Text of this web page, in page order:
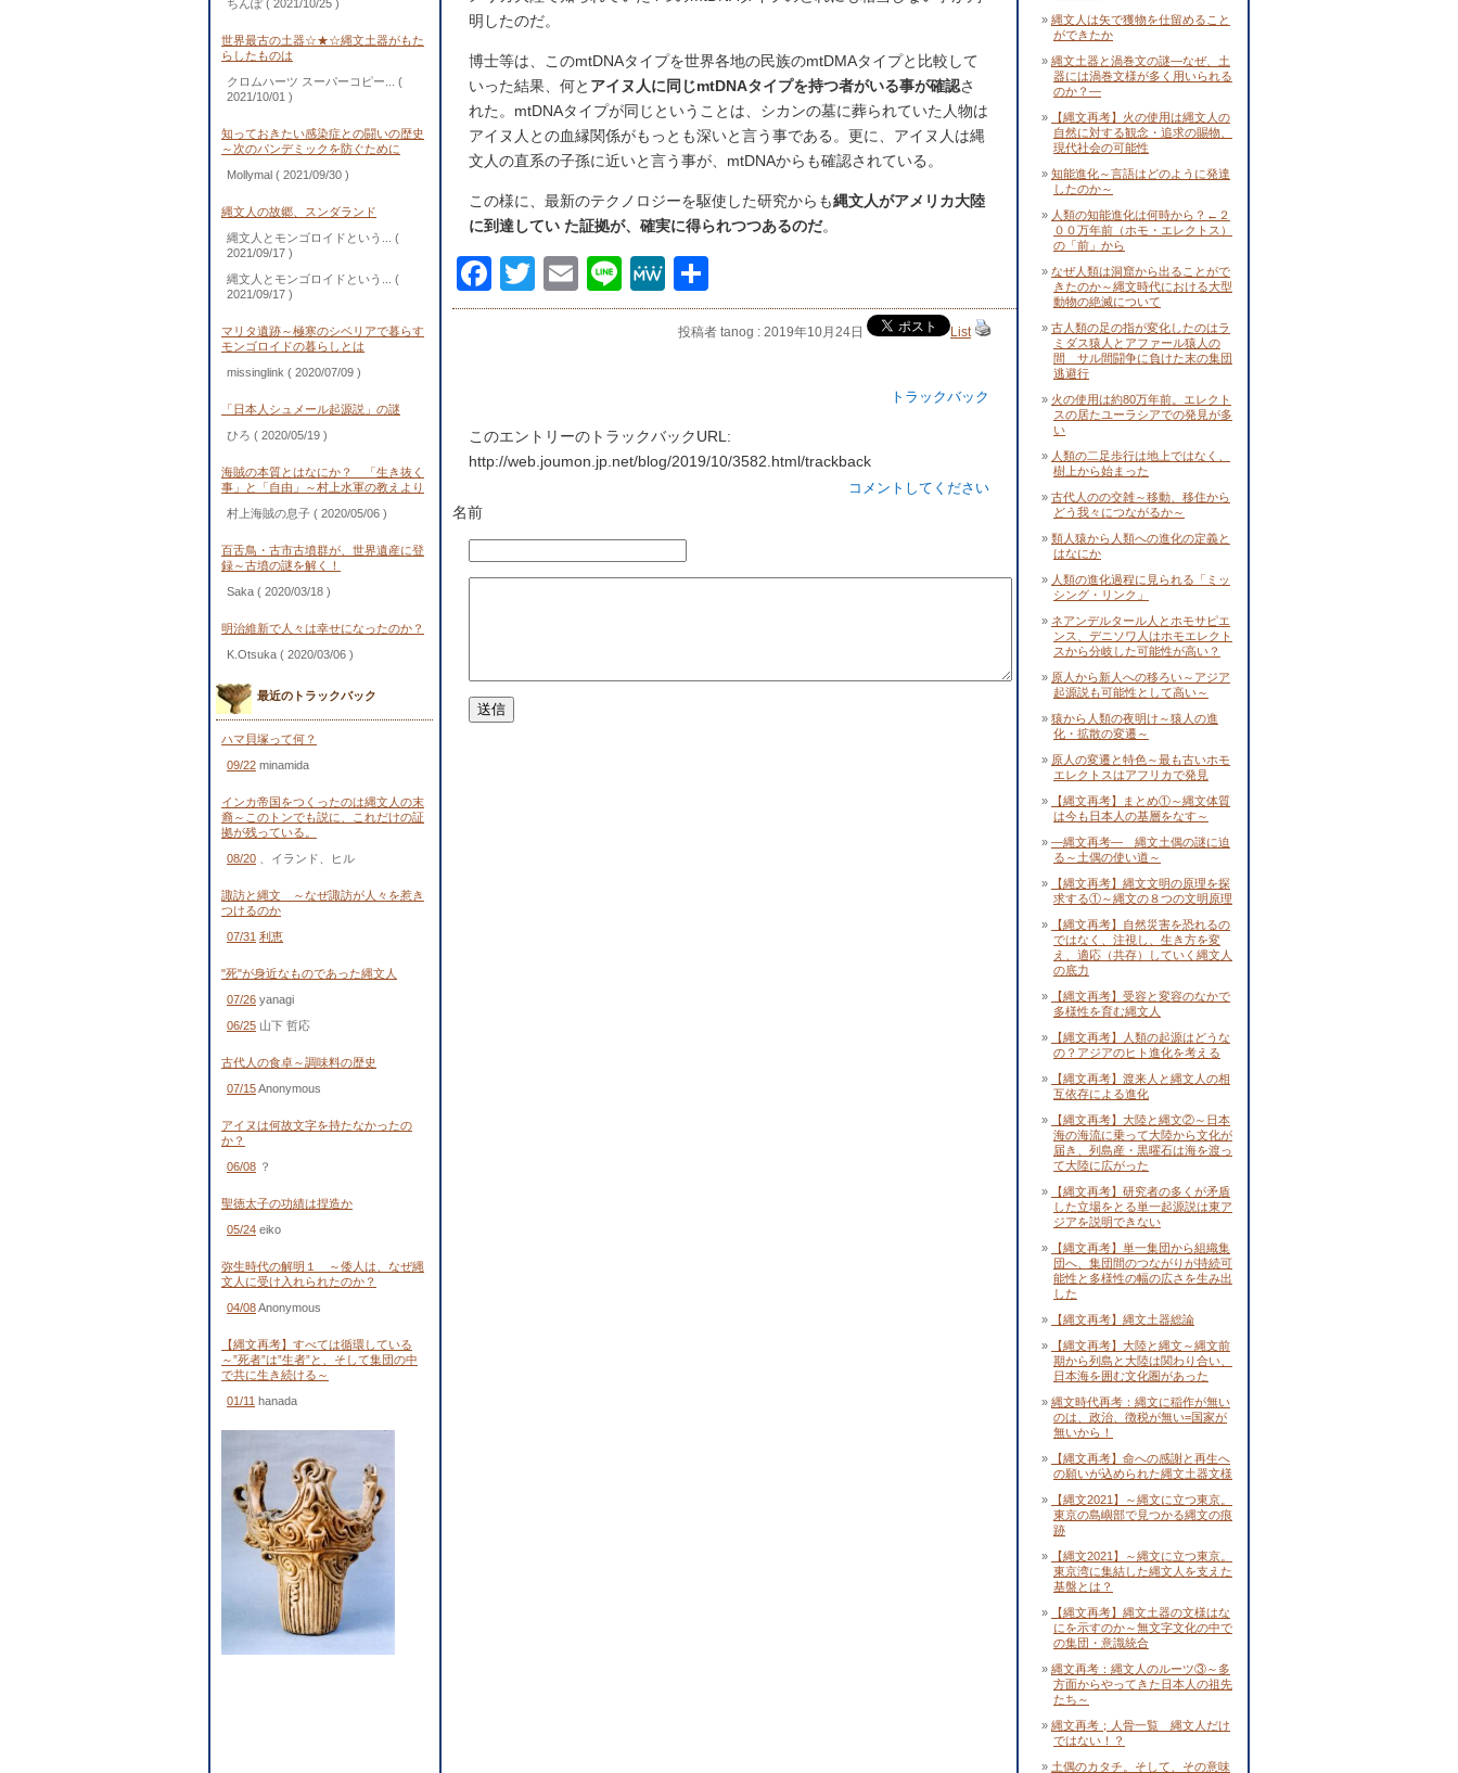
ちんぽ( 2021/10/25 )
世界最古の土器☆★☆縄文土器がもた
らしたものは
クロムハーツ スーパーコピー... (
2021/10/01 )
知っておきたい感染症との闘いの歴史
～次のパンデミックを防ぐために
Mollymal ( 2021/09/30 )
縄文人の故郷、スンダランド
縄文人とモンゴロイドという... (
2021/09/17 )
縄文人とモンゴロイドという... (
2021/09/17 )
マリタ遺跡～極寒のシベリアで暮らす
モンゴロイドの暮らしとは
missinglink ( 2020/07/09 )
「日本人シュメール起源説」の謎
ひろ ( 2020/05/19 )
海賊の本質とはなにか？ 「生き抜く
事」と「自由」～村上水軍の教えより
村上海賊の息子 ( 2020/05/06 )
百舌鳥・古市古墳群が、世界遺産に登
録～古墳の謎を解く！
Saka ( 2020/03/18 )
明治維新で人々は幸せになったのか？
K.Otsuka ( 2020/03/06 )
最近のトラックバック
ハマ貝塚って何？
09/22 minamida
インカ帝国をつくったのは縄文人の末
裔～このトンでも説に、これだけの証
拠が残っている。
08/20
、イランド、ヒル
諏訪と縄文 ～なぜ諏訪が人々を惹き
つけるのか
07/31 利恵
"死"が身近なものであった縄文人
07/26 yanagi
06/25 山下 哲応
古代人の食卓～調味料の歴史
07/15Anonymous
アイヌは何故文字を持たなかったの
か？
06/08 ？
聖徳太子の功績は捏造か
05/24 eiko
弥生時代の解明１ ～倭人は、なぜ縄
文人に受け入れられたのか？
04/08Anonymous
【縄文再考】すべては循環している
～”死者”は”生者”と、そして集団の中
で共に生き続ける～
01/11 hanada
明したのだ。
博士等は、このmtDNAタイプを世界各地の民族のmtDMAタイプと比較して
いった結果、何と アイヌ人に同じmtDNAタイプを持つ者がいる事が確認さ
れた。mtDNAタイプが同じということは、シカンの墓に葬られていた人物は
アイヌ人との血縁関係がもっとも深いと言う事である。更に、アイヌ人は縄
文人の直系の子孫に近いと言う事が、mtDNAからも確認されている。
この様に、最新のテクノロジーを駆使した研究からも縄文人がアメリカ大陸
に到達してい た証拠が、確実に得られつつあるのだ。
Facebook
Twitter
EmailLineMeWe
有
投稿者 tanog : 2019年10月24日 List
トラックバック
このエントリーのトラックバックURL:
http://web.joumon.jp.net/blog/2019/10/3582.html/trackback
コメントしてください
名前
縄文人は矢で獲物を仕留めること
ができたか
縄文土器と渦巻文の謎―なぜ、土
器には渦巻文様が多く用いられる
のか？―
【縄文再考】火の使用は縄文人の
自然に対する観念・追求の賜物、
現代社会の可能性
知能進化～言語はどのように発達
したのか～
人類の知能進化は何時から？←２
００万年前（ホモ・エレクトス）
の「前」から
なぜ人類は洞窟から出ることがで
きたのか～縄文時代における大型
動物の絶滅について
古人類の足の指が変化したのはラ
ミダス猿人とアファール猿人の
間 サル間闘争に負けた末の集団
逃避行
火の使用は約80万年前。エレクト
スの居たユーラシアでの発見が多
い
人類の二足歩行は地上ではなく、
樹上から始まった
古代人のの交雑～移動、移住から
どう我々につながるか～
類人猿から人類への進化の定義と
はなにか
人類の進化過程に見られる「ミッ
シング・リンク」
ネアンデルタール人とホモサピエ
ンス、デニソワ人はホモエレクト
スから分岐した可能性が高い？
原人から新人への移ろい～アジア
起源説も可能性として高い～
猿から人類の夜明け～猿人の進
化・拡散の変遷～
原人の変遷と特色～最も古いホモ
エレクトスはアフリカで発見
【縄文再考】まとめ①～縄文体質
は今も日本人の基層をなす～
―縄文再考― 縄文土偶の謎に迫
る～土偶の使い道～
【縄文再考】縄文文明の原理を探
求する①～縄文の８つの文明原理
【縄文再考】自然災害を恐れるの
ではなく、注視し、生き方を変
え、適応（共存）していく縄文人
の底力
【縄文再考】受容と変容のなかで
多様性を育む縄文人
【縄文再考】人類の起源はどうな
の？アジアのヒト進化を考える
【縄文再考】渡来人と縄文人の相
互依存による進化
【縄文再考】大陸と縄文②～日本
海の海流に乗って大陸から文化が
届き、列島産・黒曜石は海を渡っ
て大陸に広がった
【縄文再考】研究者の多くが矛盾
した立場をとる単一起源説は東ア
ジアを説明できない
【縄文再考】単一集団から組織集
団へ、集団間のつながりが持続可
能性と多様性の幅の広さを生み出
した
【縄文再考】縄文土器総論
【縄文再考】大陸と縄文～縄文前
期から列島と大陸は関わり合い、
日本海を囲む文化圏があった
縄文時代再考：縄文に稲作が無い
のは、政治、徴税が無い=国家が
無いから！
【縄文再考】命への感謝と再生へ
の願いが込められた縄文土器文様
【縄文2021】～縄文に立つ東京。
東京の島嶼部で見つかる縄文の痕
跡
【縄文2021】～縄文に立つ東京。
東京湾に集結した縄文人を支えた
基盤とは？
【縄文再考】縄文土器の文様はな
にを示すのか～無文字文化の中で
の集団・意識統合
縄文再考：縄文人のルーツ③～多
方面からやってきた日本人の祖先
たち～
縄文再考；人骨一覧 縄文人だけ
ではない！？
土偶のカタチ。そして、その意味